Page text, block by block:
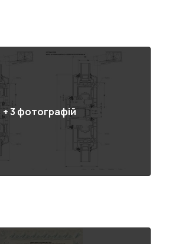
+3 фотографій